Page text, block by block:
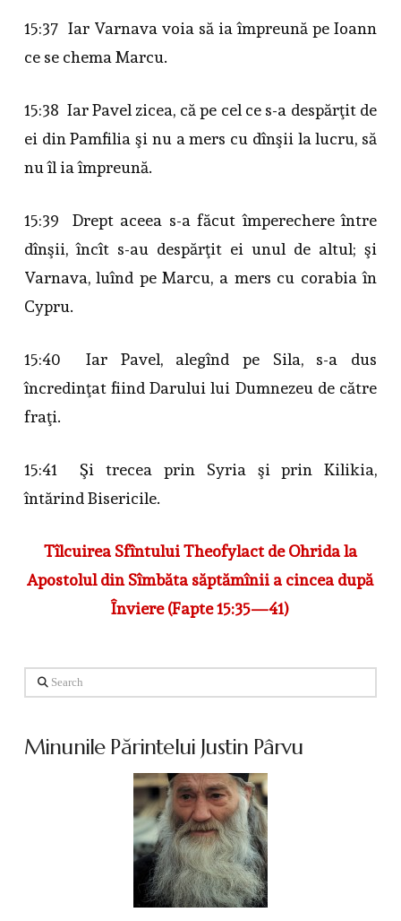
15:37 Iar Varnava voia să ia împreună pe Ioann
ce se chema Marcu.
15:38 Iar Pavel zicea, că pe cel ce s-a despărţit de
ei din Pamfilia şi nu a mers cu dînşii la lucru, să
nu îl ia împreună.
15:39 Drept aceea s-a făcut împerechere între
dînşii, încît s-au despărţit ei unul de altul; şi
Varnava, luînd pe Marcu, a mers cu corabia în
Cypru.
15:40 Iar Pavel, alegînd pe Sila, s-a dus
încredinţat fiind Darului lui Dumnezeu de către
fraţi.
15:41 Şi trecea prin Syria şi prin Kilikia,
întărind Bisericile.
Tîlcuirea Sfîntului Theofylact de Ohrida la
Apostolul din Sîmbăta săptămînii a cincea după
Înviere (Fapte 15:35—41)
Search
Minunile Părintelui Justin Pârvu